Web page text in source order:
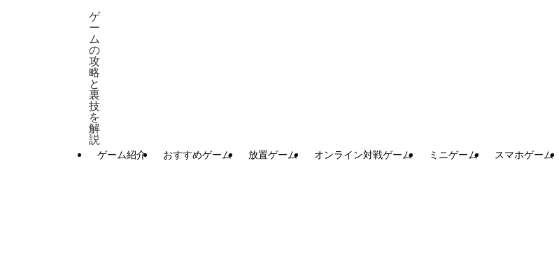
ゲ
ー
ム
の
攻
略
と
裏
技
を
解
説
ゲーム紹介 おすすめゲーム 放置ゲーム オンライン対戦ゲーム ミニゲーム スマホゲーム